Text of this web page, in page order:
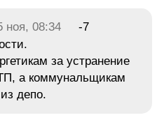
ноя, 08:34
-7
за устранение
а коммунальщикам
депо.